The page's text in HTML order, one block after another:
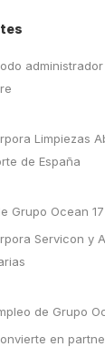
Limpiezas
de España
Grupo Ocean
Servicon y
de Grupo
en